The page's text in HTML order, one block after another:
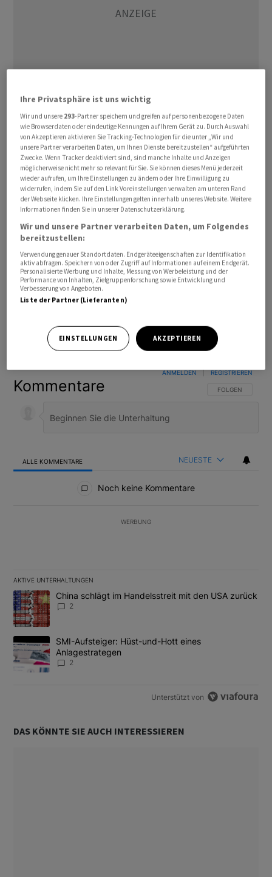
(AWP)
Bevorzugte Quelle So funktioniert's
Kommentare FOLGE DIESER
FOLGEN
ANMELDEN | REGISTRIEREN
ALLE KOMMENTARE NEUESTE
Noch keine Kommentare
WERBUNG
AKTIVE UNTERHALTUNGEN
Das Folgende ist eine Liste der am meisten kommentierten
Ein Trendartikel mit dem Titel "China schlägt im Handelsstreit
China schlägt im Handelsstreit mit den USA zurück
2
Ein Trendartikel mit dem Titel "SMI-Aufsteiger: Hüst-und-Hott
SMI-Aufsteiger: Hüst-und-Hott eines
Anlagestrategen
2
Unterstützt von
DAS KÖNNTE SIE AUCH INTERESSIEREN
Ihre Privatsphäre ist uns wichtig
Wir und unsere 293-Partner speichern und greifen auf personenbezogene Daten
wie Browserdaten oder eindeutige Kennungen auf Ihrem Gerät zu. Durch Auswahl
von Akzeptieren aktivieren Sie Tracking-Technologien für die unter „Wir und
unsere Partner verarbeiten Daten, um Ihnen Dienste bereitzustellen“ aufgeführten
Zwecke. Wenn Tracker deaktiviert sind, sind manche Inhalte und Anzeigen
möglicherweise nicht mehr so relevant für Sie. Sie können dieses Menü jederzeit
wieder aufrufen, um Ihre Einstellungen zu ändern oder Ihre Einwilligung zu
widerrufen, indem Sie auf den Link Voreinstellungen verwalten am unteren Rand
der Webseite klicken. Ihre Einstellungen gelten innerhalb unseres Website. Weitere
Informationen finden Sie in unserer Datenschutzerklärung.
Wir und unsere Partner verarbeiten Daten, um Folgendes
bereitzustellen:
Verwendung genauer Standortdaten. Endgeräteeigenschaften zur Identifikation
aktiv abfragen. Speichern von oder Zugriff auf Informationen auf einem Endgerät.
Personalisierte Werbung und Inhalte, Messung von Werbeleistung und der
Performance von Inhalten, Zielgruppenforschung sowie Entwicklung und
Verbesserung von Angeboten.
Liste der Partner (Lieferanten)
EINSTELLUNGEN AKZEPTIEREN